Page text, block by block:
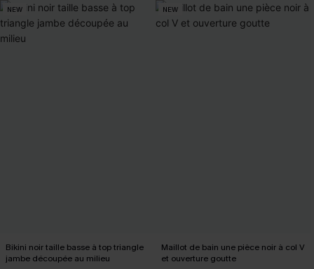
NEW
Bikini noir taille basse à top triangle
jambe découpée au milieu
NEW
Maillot de bain une pièce noir à col V
et ouverture goutte